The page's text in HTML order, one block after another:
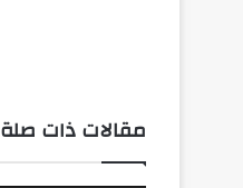
مقالات ذات صلة